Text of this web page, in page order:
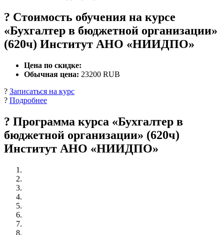
? Стоимость обучения на курсе
«Бухгалтер в бюджетной организации»
(620ч) Институт АНО «НИИДПО»
Цена по скидке:
Обычная цена: 23200 RUB
? Записаться на курс
? Подробнее
? Программа курса «Бухгалтер в
бюджетной организации» (620ч)
Институт АНО «НИИДПО»